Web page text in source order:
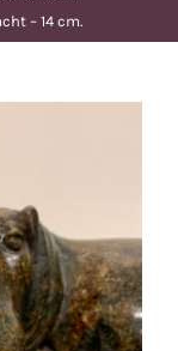
– 14 cm.